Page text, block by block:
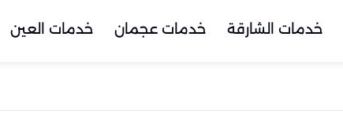
خدمات الشارقة خدمات عجمان خدمات العين